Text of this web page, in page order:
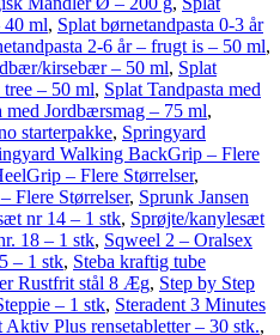
40 ml, Splat børnetandpasta 0-3 år
2-6 år – frugt is – 50 ml,
kirsebær – 50 ml, Splat
– 50 ml, Splat Tandpasta med
med Jordbærsmag – 75 ml,
starterpakke, Springyard
Walking BackGrip – Flere
– Flere Størrelser,
Flere Størrelser, Sprunk Jansen
nr 14 – 1 stk, Sprøjte/kanylesæt
18 – 1 stk, Sqweel 2 – Oralsex
– 1 stk, Steba kraftig tube
Rustfrit stål 8 Æg, Step by Step
– 1 stk, Steradent 3 Minutes
Aktiv Plus rensetabletter – 30 stk.,